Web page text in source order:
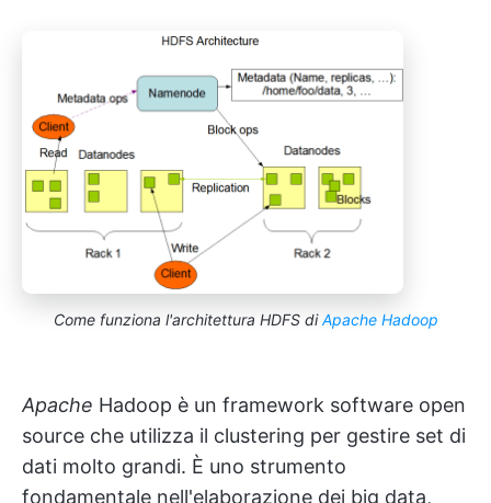
Come funziona l'architettura HDFS diApache Hadoop
Apache Hadoop è un framework software open
source che utilizza il clustering per gestire set di
dati molto grandi. È uno strumento
fondamentale nell'elaborazione dei big data,